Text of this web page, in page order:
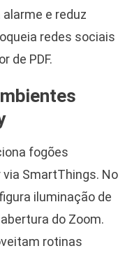
e reduz
redes sociais
de PDF.
fogões
SmartThings. No
iluminação de
do Zoom.
rotinas